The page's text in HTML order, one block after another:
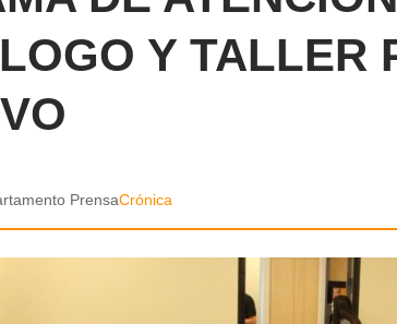
Y TALLER
PrensaCrónica